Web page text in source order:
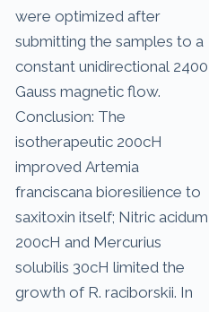
were optimized after
submitting the samples to a
constant unidirectional 2400
Gauss magnetic flow.
Conclusion: The
isotherapeutic 200cH
improved Artemia
franciscana bioresilience to
saxitoxin itself; Nitric acidum
200cH and Mercurius
solubilis 30cH limited the
growth of R. raciborskii. In